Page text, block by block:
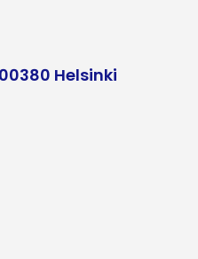
Helsinki